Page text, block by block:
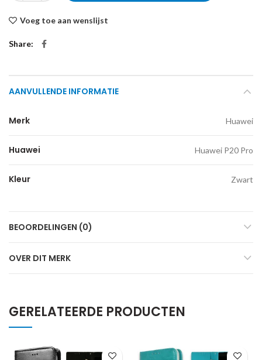
Voeg toe aan wenslijst
Share
AANVULLENDE INFORMATIE
Merk Huawei
Huawei Huawei P20 Pro
Kleur Zwart
BEOORDELINGEN (0)
OVER DIT MERK
GERELATEERDE PRODUCTEN